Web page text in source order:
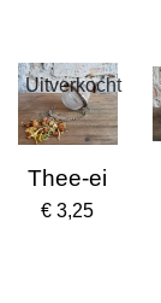
Uitverkocht
Thee-ei
€ 3,25